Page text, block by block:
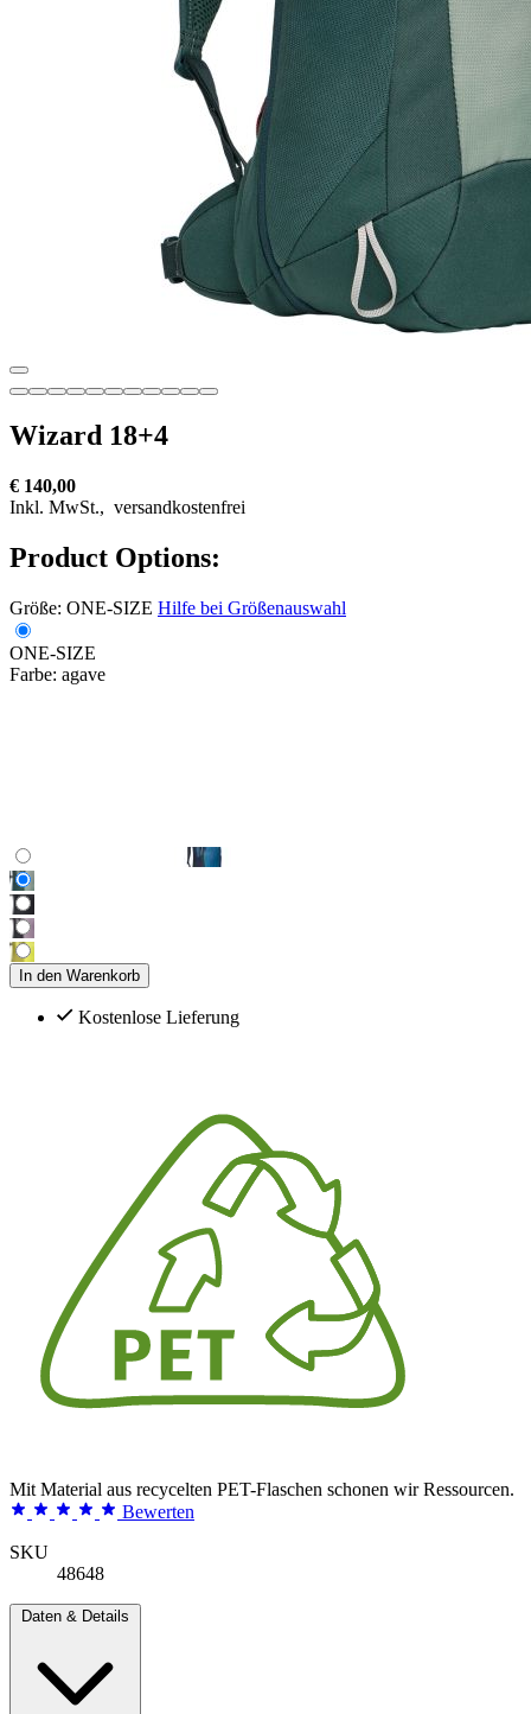
Wizard 18+4
€ 140,00
Inkl. MwSt., versandkostenfrei
Product Options:
Größe: ONE-SIZE Hilfe bei Größenauswahl
ONE-SIZE
Farbe: agave
In den Warenkorb
Kostenlose Lieferung
Mit Material aus recycelten PET-Flaschen schonen wir Ressourcen.
Bewerten
SKU
48648
Daten & Details